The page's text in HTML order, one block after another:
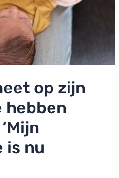
op zijn
hebben
is nu